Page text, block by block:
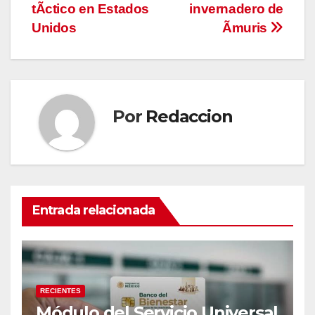
entradas
invernadero de
Ãmuris
tÃctico en Estados
Unidos
Por Redaccion
Entrada relacionada
RECIENTES